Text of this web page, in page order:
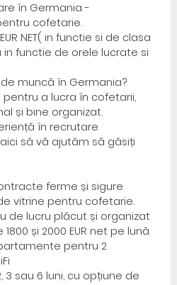
în Germania -
cofetarie.
NET( in functie si de clasa
functie de orele lucrate si
muncă în Germania?
a lucra în cofetarii,
și bine organizat.
în recrutare
să vă ajutăm să găsiți
ferme și sigure
vitrine pentru cofetarie.
de lucru plăcut și organizat
și 2000 EUR net pe lună
pentru 2
3 sau 6 luni, cu opțiune de